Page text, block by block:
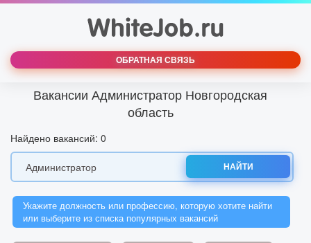
ОБРАТНАЯ СВЯЗЬ
Вакансии Администратор Новгородская
область
Найдено вакансий: 0
НАЙТИ
Укажите должность или профессию, которую хотите найти
или выберите из списка популярных вакансий